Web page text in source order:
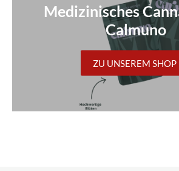
Medizinisches
Calmuno
ZU UNSEREM SHOP